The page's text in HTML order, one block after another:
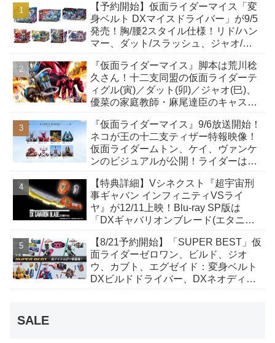
【予約開始】仮面ライダーマイス「変
身ベルト DXマイスドライバー」が9/5
発売！胸/腰2スタイル仕様！リド/ハン
マー、ダット/スラッシュ、ジャオ/バ
も！
『仮面ライダーマイス』脚本は荒川稔
久さん！十二支同盟の仮面ライダーテ
ィグル(寅)／ダット(卯)／ジャオ(巳)、
優菜の家庭教師・麻尾達臣のキャスト
んも変身！
『仮面ライダーマイス』9/6放送開始！
ネコが王の十二支ティザー特報映像！
仮面ライダームトン、ケイ、ヴァンケ
ンのビジュアルが公開！ライダーは子
【特典詳細】Vシネクスト『超宇宙刑
事ギャバン インフィニティVSライ
ヤ』が12/11上映！Blu-ray SP版は
「DXギャバリオンブレード(エタニテ
か豪華特典付き！
【8/21予約開始】「SUPER BEST」仮
面ライダーゼロワン、ビルド、ジオ
ウ、カブト、エグゼイド：変身ベルト
DXビルドドライバー、DXネオディケ
SALE